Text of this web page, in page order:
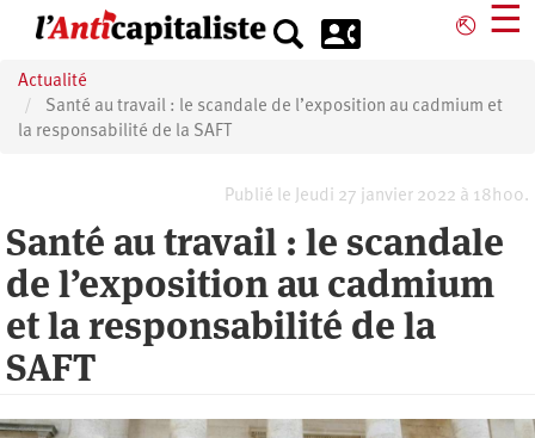
principal
⎋ ☰
Actualité
Santé au travail : le scandale de l’exposition au cadmium et
la responsabilité de la SAFT
Publié le Jeudi 27 janvier 2022 à 18h00.
Santé au travail : le scandale
de l’exposition au cadmium
et la responsabilité de la
SAFT